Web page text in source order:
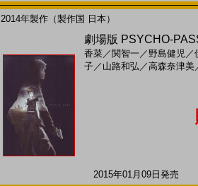
2014年製作（製作国 日本）
劇場版 PSYCHO-
香菜／ 関智一 ／ 野島健児／
子／ 山路和弘 ／高森奈津美
2015年01月09日発売